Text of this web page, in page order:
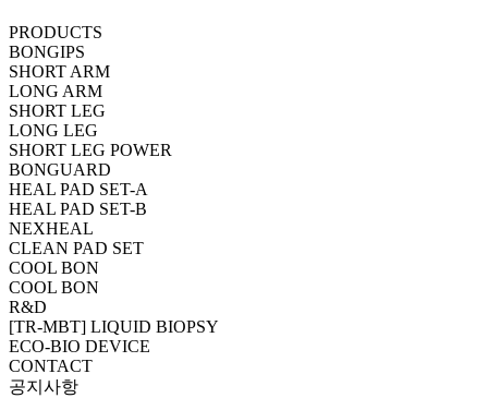
PRODUCTS
BONGIPS
SHORT ARM
LONG ARM
SHORT LEG
LONG LEG
SHORT LEG POWER
BONGUARD
HEAL PAD SET-A
HEAL PAD SET-B
NEXHEAL
CLEAN PAD SET
COOL BON
COOL BON
R&D
[TR-MBT] LIQUID BIOPSY
ECO-BIO DEVICE
CONTACT
공지사항